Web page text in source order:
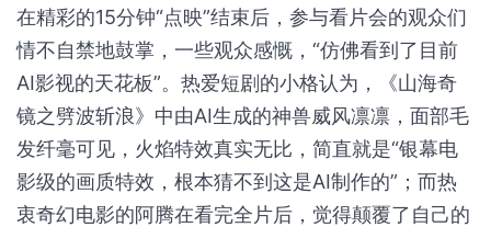
在精彩的15分钟“点映”结束后，参与看片会的观众们
情不自禁地鼓掌，一些观众感慨，“仿佛看到了目前
AI影视的天花板”。热爱短剧的小格认为，《山海奇
镜之劈波斩浪》中由AI生成的神兽威风凛凛，面部毛
发纤毫可见，火焰特效真实无比，简直就是“银幕电
影级的画质特效，根本猜不到这是AI制作的”；而热
衷奇幻电影的阿腾在看完全片后，觉得颠覆了自己的